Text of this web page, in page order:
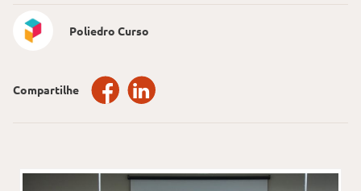
Poliedro Curso
Compartilhe